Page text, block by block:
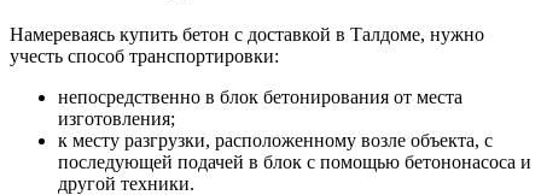
Намереваясь купить бетон с доставкой в Талдоме, нужно
учесть способ транспортировки:
непосредственно в блок бетонирования от места
изготовления;
к месту разгрузки, расположенному возле объекта, с
последующей подачей в блок с помощью бетононасоса и
другой техники.